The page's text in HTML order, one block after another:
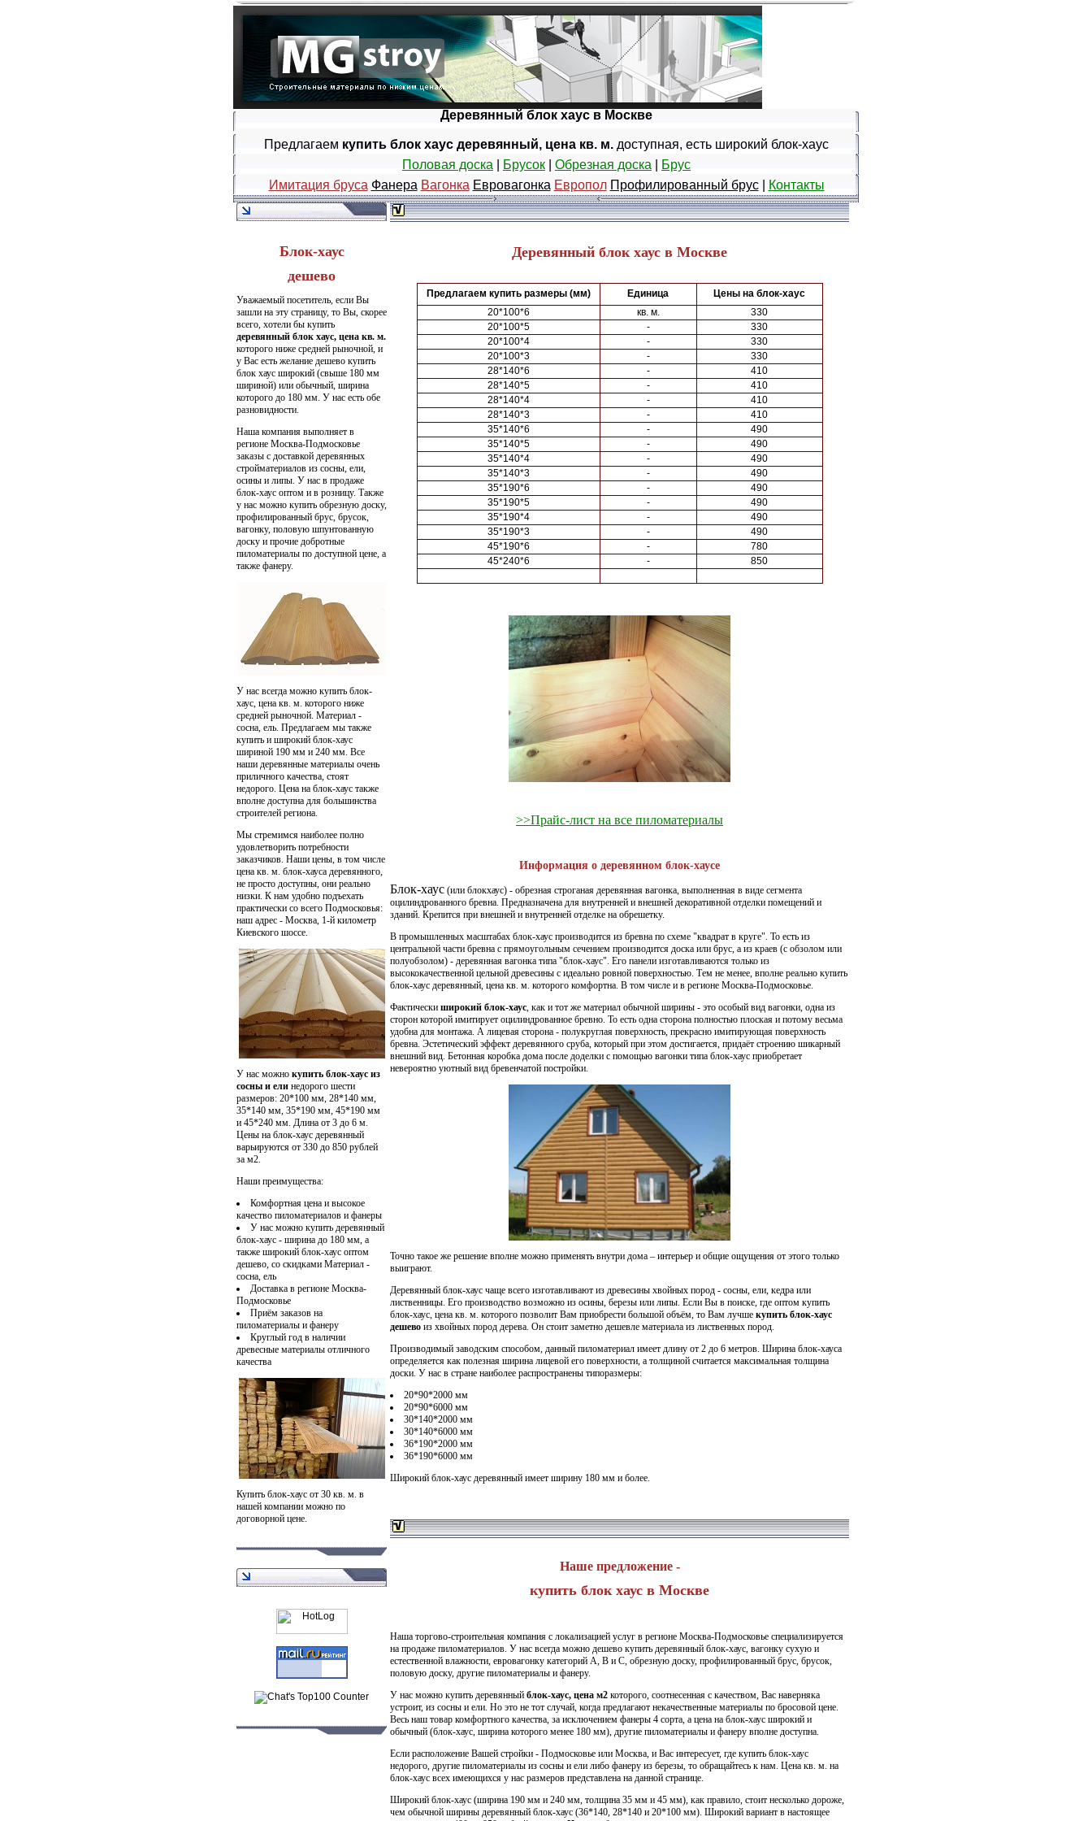
Деревянный блок хаус в Москве
Предлагаем купить блок хаус деревянный, цена кв. м. доступная, есть широкий блок-хаус
Половая доска
Брусок Обрезная доска
Брус
Имитация бруса Фанера Вагонка Евровагонка Европол Профилированный брус| Контакты
Блок-хаус
дешево
Уважаемый посетитель, если Вы
зашли на эту страницу, то Вы, скорее
всего, хотели бы купить
деревянный блок хаус, цена кв. м.
которого ниже средней рыночной, и
у Вас есть желание дешево купить
блок хаус широкий (свыше 180 мм
шириной) или обычный, ширина
которого до 180 мм. У нас есть обе
разновидности.
Наша компания выполняет в
регионе Москва-Подмосковье
заказы с доставкой деревянных
стройматериалов из сосны, ели,
осины и липы. У нас в продаже
блок-хаус оптом и в розницу. Также
у нас можно купить обрезную доску,
профилированный брус, брусок,
вагонку, половую шпунтованную
доску и прочие добротные
пиломатериалы по доступной цене, а
также фанеру.
У нас всегда можно купить блок-
хаус, цена кв. м. которого ниже
средней рыночной. Материал -
сосна, ель. Предлагаем мы также
купить и широкий блок-хаус
шириной 190 мм и 240 мм. Все
наши деревянные материалы очень
приличного качества, стоят
недорого. Цена на блок-хаус также
вполне доступна для большинства
строителей региона.
Мы стремимся наиболее полно
удовлетворить потребности
заказчиков. Наши цены, в том числе
цена кв. м. блок-хауса деревянного,
не просто доступны, они реально
низки. К нам удобно подъехать
практически со всего Подмосковья:
наш адрес - Москва, 1-й километр
Киевского шоссе.
У нас можно купить блок-хаус из
сосны и ели недорого шести
размеров: 20*100 мм, 28*140 мм,
35*140 мм, 35*190 мм, 45*190 мм
и 45*240 мм. Длина от 3 до 6 м.
Цены на блок-хаус деревянный
варьируются от 330 до 850 рублей
за м2.
Наши преимущества:
Комфортная цена и высокое
качество пиломатериалов и фанеры
У нас можно купить деревянный
блок-хаус - ширина до 180 мм, а
также широкий блок-хаус оптом
дешево, со скидками Материал -
сосна, ель
Доставка в регионе Москва-
Подмосковье
Приём заказов на
пиломатериалы и фанеру
Круглый год в наличии
древесные материалы отличного
качества
Купить блок-хаус от 30 кв. м. в
нашей компании можно по
договорной цене.
Деревянный блок хаус в Москве
Предлагаем купить размеры (мм) Единица
Цены на блок-хаус
20*100*6
кв. м.
330
20*100*5
-
330
20*100*4
-
330
20*100*3
-
330
28*140*6
-
410
28*140*5
-
410
28*140*4
-
410
28*140*3
-
410
35*140*6
-
490
35*140*5
-
490
35*140*4
-
490
35*140*3
-
490
35*190*6
-
490
35*190*5
-
490
35*190*4
-
490
35*190*3
-
490
45*190*6
-
780
45*240*6
- 850
>>Прайс-лист на все пиломатериалы
Информация о деревянном блок-хаусе
Блок-хаус (или блокхаус) - обрезная строганая деревянная вагонка, выполненная в виде сегмента
оцилиндрованного бревна. Предназначена для внутренней и внешней декоративной отделки помещений и
зданий. Крепится при внешней и внутренней отделке на обрешетку.
В промышленных масштабах блок-хаус производится из бревна по схеме "квадрат в круге". То есть из
центральной части бревна с прямоугольным сечением производится доска или брус, а из краев (с обзолом или
полуобзолом) - деревянная вагонка типа "блок-хаус". Его панели изготавливаются только из
высококачественной цельной древесины с идеально ровной поверхностью. Тем не менее, вполне реально купить
блок-хаус деревянный, цена кв. м. которого комфортна. В том числе и в регионе Москва-Подмосковье.
Фактически широкий блок-хаус, как и тот же материал обычной ширины - это особый вид вагонки, одна из
сторон которой имитирует оцилиндрованное бревно. То есть одна сторона полностью плоская и потому весьма
удобна для монтажа. А лицевая сторона - полукруглая поверхность, прекрасно имитирующая поверхность
бревна. Эстетический эффект деревянного сруба, который при этом достигается, придаёт строению шикарный
внешний вид. Бетонная коробка дома после доделки с помощью вагонки типа блок-хаус приобретает
невероятно уютный вид бревенчатой постройки.
Точно такое же решение вполне можно применять внутри дома – интерьер и общие ощущения от этого только
выиграют.
Деревянный блок-хаус чаще всего изготавливают из древесины хвойных пород - сосны, ели, кедра или
лиственницы. Его производство возможно из осины, березы или липы. Если Вы в поиске, где оптом купить
блок-хаус, цена кв. м. которого позволит Вам приобрести большой объём, то Вам лучше купить блок-хаус
дешево из хвойных пород дерева. Он стоит заметно дешевле материала из лиственных пород.
Производимый заводским способом, данный пиломатериал имеет длину от 2 до 6 метров. Ширина блок-хауса
определяется как полезная ширина лицевой его поверхности, а толщиной считается максимальная толщина
доски. У нас в стране наиболее распространены типоразмеры:
20*90*2000 мм
20*90*6000 мм
30*140*2000 мм
30*140*6000 мм
36*190*2000 мм
36*190*6000 мм
Широкий блок-хаус деревянный имеет ширину 180 мм и более.
Наше предложение -
купить блок хаус в Москве
Наша торгово-строительная компания с локализацией услуг в регионе Москва-Подмосковье специализируется
на продаже пиломатериалов. У нас всегда можно дешево купить деревянный блок-хаус, вагонку сухую и
естественной влажности, евровагонку категорий A, B и C, обрезную доску, профилированный брус, брусок,
половую доску, другие пиломатериалы и фанеру.
У нас можно купить деревянный блок-хаус, цена м2 которого, соотнесенная с качеством, Вас наверняка
устроит, из сосны и ели. Но это не тот случай, когда предлагают некачественные материалы по бросовой цене.
Весь наш товар комфортного качества, за исключением фанеры 4 сорта, а цена на блок-хаус широкий и
обычный (блок-хаус, ширина которого менее 180 мм), другие пиломатериалы и фанеру вполне доступна.
Если расположение Вашей стройки - Подмосковье или Москва, и Вас интересует, где купить блок-хаус
недорого, другие пиломатериалы из сосны и ели либо фанеру из березы, то обращайтесь к нам. Цена кв. м. на
блок-хаус всех имеющихся у нас размеров представлена на данной странице.
Широкий блок-хаус (ширина 190 мм и 240 мм, толщина 35 мм и 45 мм), как правило, стоит несколько дороже,
чем обычной ширины деревянный блок-хаус (36*140, 28*140 и 20*100 мм). Широкий вариант в настоящее